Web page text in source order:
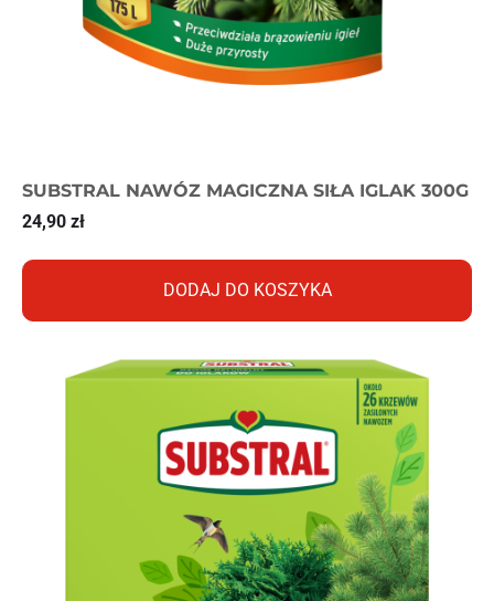
SUBSTRAL NAWÓZ MAGICZNA SIŁA IGLAK 300G
24,90 zł
DODAJ DO KOSZYKA